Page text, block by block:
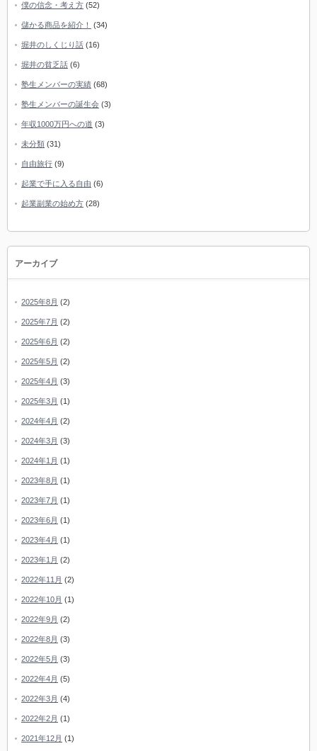
僕の信念・考え方 (52)
儲かる商品を紹介！ (34)
堀井のしくじり話 (16)
堀井の貧乏話 (6)
塾生メンバーの実績 (68)
塾生メンバーの誕生会 (3)
年収1000万円への道 (3)
未分類 (31)
自由旅行 (9)
起業で手に入る自由 (6)
起業副業の始め方 (28)
アーカイブ
2025年8月 (2)
2025年7月 (2)
2025年6月 (2)
2025年5月 (2)
2025年4月 (3)
2025年3月 (1)
2024年4月 (2)
2024年3月 (3)
2024年1月 (1)
2023年8月 (1)
2023年7月 (1)
2023年6月 (1)
2023年4月 (1)
2023年1月 (2)
2022年11月 (2)
2022年10月 (1)
2022年9月 (2)
2022年8月 (3)
2022年5月 (3)
2022年4月 (5)
2022年3月 (4)
2022年2月 (1)
2021年12月 (1)